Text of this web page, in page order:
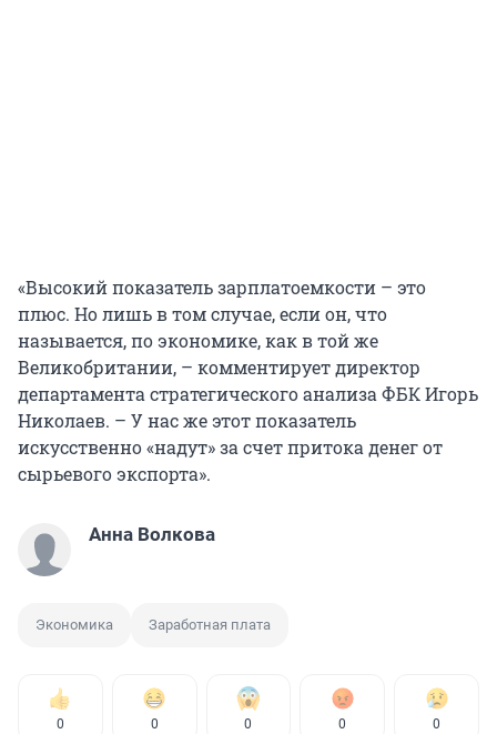
«Высокий показатель зарплатоемкости – это
плюс. Но лишь в том случае, если он, что
называется, по экономике, как в той же
Великобритании, – комментирует директор
департамента стратегического анализа ФБК Игорь
Николаев. – У нас же этот показатель
искусственно «надут» за счет притока денег от
сырьевого экспорта».
Анна Волкова
Экономика Заработная плата
0 0 0 0 0